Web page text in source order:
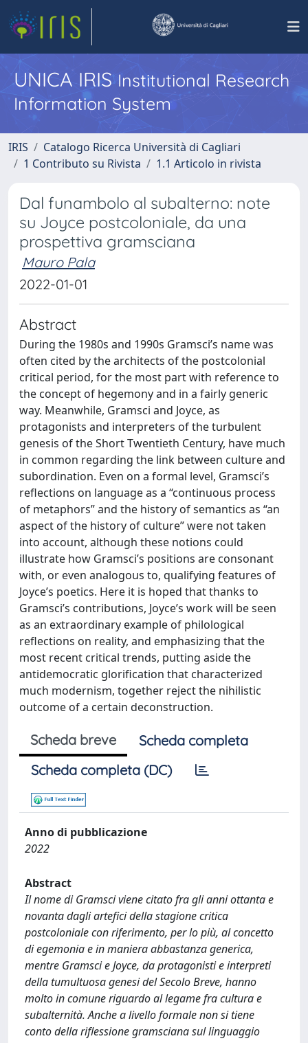
UNICA IRISInstitutional Research
Information System
IRIS
Catalogo Ricerca Università di Cagliari
1 Contributo su Rivista
1.1 Articolo in rivista
Dal funambolo al subalterno: note
su Joyce postcoloniale, da una
prospettiva gramsciana
Mauro Pala
2022-01-01
Abstract
During the 1980s and 1990s Gramsci’s name was
often cited by the architects of the postcolonial
critical period, for the most part with reference to
the concept of hegemony and in a fairly generic
way. Meanwhile, Gramsci and Joyce, as
protagonists and interpreters of the turbulent
genesis of the Short Twentieth Century, have much
in common regarding the link between culture and
subordination. Even on a formal level, Gramsci’s
reflections on language as a “continuous process
of metaphors” and the history of semantics as “an
aspect of the history of culture” were not taken
into account, although these notions could
illustrate how Gramsci’s positions are consonant
with, or even analogous to, qualifying features of
Joyce’s poetics. Here it is hoped that thanks to
Gramsci’s contributions, Joyce’s work will be seen
as an extraordinary example of philological
reflections on reality, and emphasizing that the
most recent critical trends, putting aside the
antidemocratic glorification that characterized
much modernism, together reject the nihilistic
outcome of a certain deconstruction.
Scheda breve
Scheda completa
Scheda completa (DC)
Anno di pubblicazione
2022
Abstract
Il nome di Gramsci viene citato fra gli anni ottanta e
novanta dagli artefici della stagione critica
postcoloniale con riferimento, per lo più, al concetto
di egemonia e in maniera abbastanza generica,
mentre Gramsci e Joyce, da protagonisti e interpreti
della tumultuosa genesi del Secolo Breve, hanno
molto in comune riguardo al legame fra cultura e
subalternità. Anche a livello formale non si tiene
conto della riflessione gramsciana sul linguaggio